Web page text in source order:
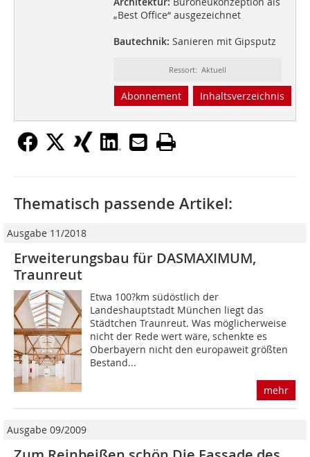
„Best Office“ ausgezeichnet
Bautechnik: Sanieren mit Gipsputz
Ressort: Aktuell
Abonnement Inhaltsverzeichnis
Thematisch passende Artikel:
Ausgabe 11/2018
Erweiterungsbau für DASMAXIMUM,
Traunreut
Etwa 100?km südöstlich der
Landeshauptstadt München liegt das
Städtchen Traunreut. Was möglicherweise
nicht der Rede wert wäre, schenkte es
Oberbayern nicht den europaweit größten
Bestand...
mehr
Ausgabe 09/2009